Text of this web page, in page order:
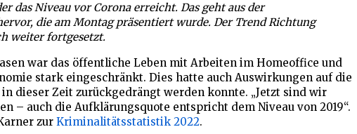
das Niveau vor Corona erreicht. Das geht aus der
die am Montag präsentiert wurde. Der Trend Richtung
weiter fortgesetzt.
war das öffentliche Leben mit Arbeiten im Homeoffice und
stark eingeschränkt. Dies hatte auch Auswirkungen auf die
dieser Zeit zurückgedrängt werden konnte. „Jetzt sind wir
– auch die Aufklärungsquote entspricht dem Niveau von 2019“.
zur Kriminalitätsstatistik 2022.